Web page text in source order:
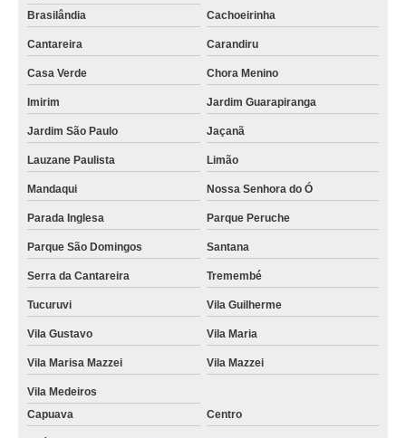
clínica para tomografia para cálculo renal Nossa Senhora do Ó
tomografia de abdôme Vila Magini
clínica para tomografia com sedação Parque São Rafael
clínica para tomografia com sedação cerebral Engenheiro Goulart
clínica para tomografia com sedação cerebral Cachoeirinha
tomografias abdome e pelve Cachoeirinha
tomografias da coluna lombar São Roque
preço de tomografia lombar Vila Gustavo
preço de tomografia da coluna lombar Cidade Patriarca
clínica para tomografia da face Parque São Jorge
tomografia dos rins Vila Magini
clínica para tomografia pulmonar Morro Grande
tomografia da coluna lombar em sp Jardim Presidente Dutra
preço de tomografia abdome e pelve com contraste Água Chata
Brasilândia
Cachoeirinha
Cantareira Carandiru
Casa Verde Chora Menino
Imirim Jardim Guarapiranga
Jardim São Paulo Jaçanã
Lauzane Paulista Limão
Mandaqui Nossa Senhora do Ó
Parada Inglesa Parque Peruche
Parque São Domingos Santana
Serra da Cantareira Tremembé
Tucuruvi Vila Guilherme
Vila Gustavo Vila Maria
Vila Marisa Mazzei Vila Mazzei
Vila Medeiros
Capuava
Centro